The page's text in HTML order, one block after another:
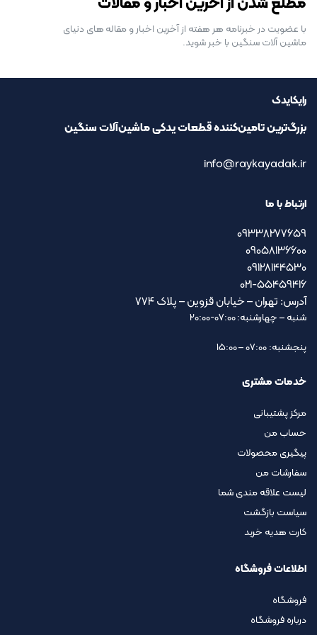
با عضویت در خبرنامه هر هفته از آخرین اخبار و مقاله های دنیای
ماشین آلات سنگین با خبر شوید.
رایکایدک
بزرگ‌ترین تامین‌کننده قطعات یدکی ماشین‌آلات سنگین
info@raykayadak.ir
ارتباط با ما
09338277659
09058136600
09128144530
021-55459416
آدرس: تهران – خیابان قزوین – پلاک ۷۷۴
شنبه – چهارشنبه: 07:00-20:00
پنجشنبه: 07:00 – 15:00
خدمات مشتری
مرکز پشتیبانی
حساب من
پیگیری محصولات
سفارشات من
لیست علاقه مندی شما
سیاست بازگشت
کارت هدیه خرید
اطلاعات فروشگاه
فروشگاه
درباره فروشگاه